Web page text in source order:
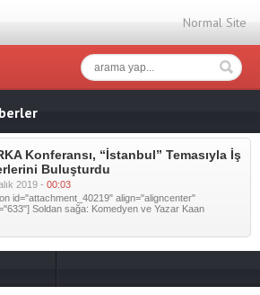
Normal Site
Konferansı, “İstanbul” Temasıyla İş
Buluşturdu
2019 - 00:03
id="attachment_40219" align="aligncenter"
Soldan sağa: Komedyen ve Yazar Kaan